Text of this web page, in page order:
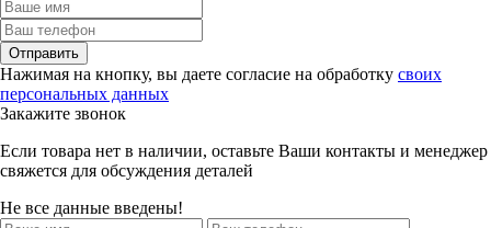
Отправить
Нажимая на кнопку, вы даете согласие на обработку своих
персональных данных
Закажите звонок
Если товара нет в наличии, оставьте Ваши контакты и менеджер
свяжется для обсуждения деталей
Не все данные введены!